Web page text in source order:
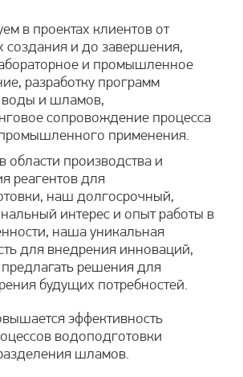
в проектах клиентов от
создания и до завершения,
и промышленное
разработку программ
воды и шламов,
сопровождение процесса
применения.
области производства и
реагентов для
наш долгосрочный,
интерес и опыт работы в
наша уникальная
для внедрения инноваций,
решения для
будущих потребностей.
эффективность
водоподготовки
шламов.